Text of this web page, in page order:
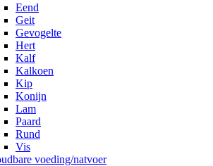
Eend
Geit
Gevogelte
Hert
Kalf
Kalkoen
Kip
Konijn
Lam
Paard
Rund
Vis
voeding/natvoer